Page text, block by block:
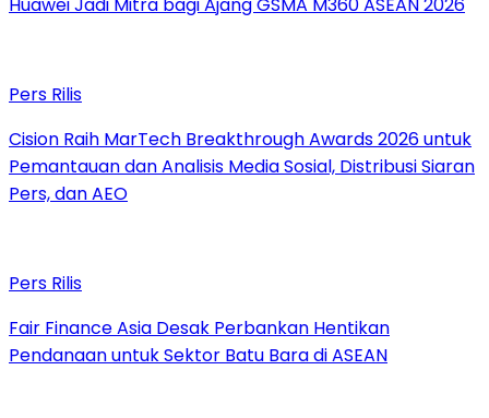
Pers Rilis
Cision Raih MarTech Breakthrough Awards 2026 untuk
Pemantauan dan Analisis Media Sosial, Distribusi Siaran
Pers, dan AEO
Pers Rilis
Fair Finance Asia Desak Perbankan Hentikan
Pendanaan untuk Sektor Batu Bara di ASEAN